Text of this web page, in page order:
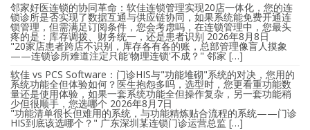
邻家好医连锁的协同革命：软佳连锁管理实现20店一体化，您的连
锁诊所是否实现了数据互通与供应链协同，如果系统能免费开通连
锁管理，但需满足订阅条件，您会考虑吗，在连锁管理中，您最头
疼的是：库存调拨、财务统一，还是患者识别 2026年8月8日
"20家店患者跨店不识别，库存各有各的账，总部管理像盲人摸象
——连锁诊所难道注定只能'物理连锁'不成？" 邻家 […]
软佳 vs PCS Software：门诊HIS与"功能堆砌"系统的对决，您用的
系统功能全但体验如何？医生抱怨多吗，选型时，您更看重功能数
量还是使用体验，如果一套系统功能全但操作复杂，另一套功能稍
少但很顺手，您选哪个 2026年8月7日
"功能清单很长但难用的系统，与功能精炼贴合流程的系统——门诊
HIS到底该选哪个？" 广东深圳某连锁门诊运营总监 […]